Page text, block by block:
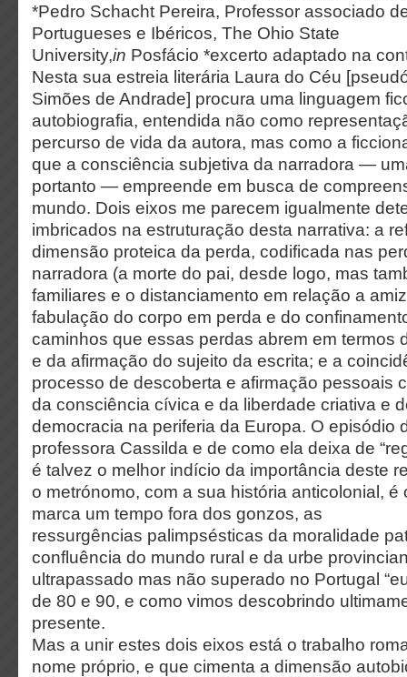
*Pedro Schacht Pereira, Professor associado
Portugueses e Ibéricos, The Ohio State
University,in Posfácio *excerto adaptado na
Nesta sua estreia literária Laura do Céu
Simões de Andrade] procura uma linguagem
autobiografia, entendida não como
percurso de vida da autora, mas como a
que a consciência subjetiva da narradora —
portanto — empreende em busca de
mundo. Dois eixos me parecem igualmente
imbricados na estruturação desta narrativa: a
dimensão proteica da perda, codificada nas
narradora (a morte do pai, desde logo, mas
familiares e o distanciamento em relação a
fabulação do corpo em perda e do
caminhos que essas perdas abrem em termos
e da afirmação do sujeito da escrita; e a
processo de descoberta e afirmação pessoais
da consciência cívica e da liberdade criativa e
democracia na periferia da Europa. O episódio
professora Cassilda e de como ela deixa de
é talvez o melhor indício da importância deste
o metrónomo, com a sua história anticolonial, é
marca um tempo fora dos gonzos, as
ressurgências palimpsésticas da moralidade
confluência do mundo rural e da urbe
ultrapassado mas não superado no Portugal
de 80 e 90, e como vimos descobrindo
presente.
Mas a unir estes dois eixos está o trabalho
nome próprio, e que cimenta a dimensão